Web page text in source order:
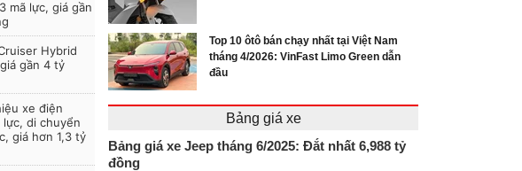
mã lực, giá gần
Hybrid
gần 4 tỷ
xe điện
lực, di chuyển
giá hơn 1,3 tỷ
Top 10 ôtô bán chạy nhất tại Việt Nam
tháng 4/2026: VinFast Limo Green dẫn
đầu
Bảng giá xe
Bảng giá xe Jeep tháng 6/2025: Đắt nhất 6,988 tỷ
đồng